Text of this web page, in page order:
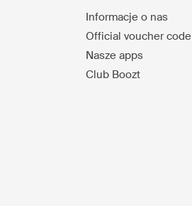
Informacje o nas
Official voucher code
Nasze apps
Club Boozt